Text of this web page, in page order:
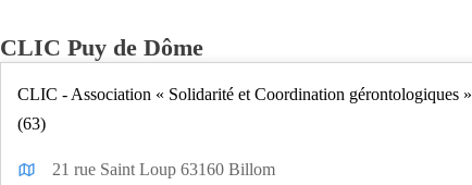
CLIC Puy de Dôme
CLIC - Association « Solidarité et Coordination gérontologiques »
(63)
21 rue Saint Loup 63160 Billom